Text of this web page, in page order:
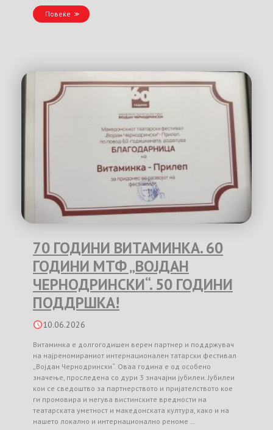
Повеќе
70 ГОДИНИ ВИТАМИНКА. 60
ГОДИНИ МТФ „ВОЈДАН
ЧЕРНОДРИНСКИ“. 50 ГОДИНИ
ПОДДРШКА!
10.06.2026
Витаминка е долгогодишен верен партнер и поддржувач
на најреномираниот интернационален татарски фестивал
„Војдан Чернодрински“. Оваа година е од особено
значење, проследена со дури 3 значајни јубилеи. Јубилеи
кои се сведоштво за партнерството и пријателството кое
ги промовира и негува вистинските вредности на
театарската уметност и македонската култура, како и на
нашето локално и интернационално реноме …